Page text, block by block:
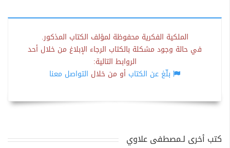
الملكية الفكرية محفوظة لمؤلف الكتاب المذكور.
في حالة وجود مشكلة بالكتاب الرجاء الإبلاغ من خلال أحد
الروابط التالية:
بلّغ عن الكتاب أو من خلال التواصل معنا
كتب أخرى لـمصطفى علاوي